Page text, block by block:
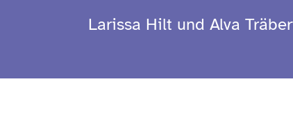
Larissa Hilt und Alva